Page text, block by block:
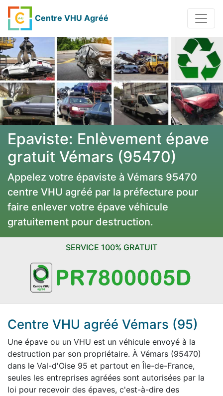
Centre VHU Agréé
Epaviste: Enlèvement épave
gratuit Vémars (95470)
Appelez votre épaviste à Vémars 95470
centre VHU agréé par la préfecture pour
faire enlever votre épave véhicule
gratuitement pour destruction.
SERVICE 100% GRATUIT
Centre VHU agréé Vémars (95)
Une épave ou un VHU est un véhicule envoyé à la
destruction par son propriétaire. À Vémars (95470)
dans le Val-d'Oise 95 et partout en Île-de-France,
seules les entreprises agréées sont autorisées par la
loi pour recevoir des épaves, c'est-à-dire des